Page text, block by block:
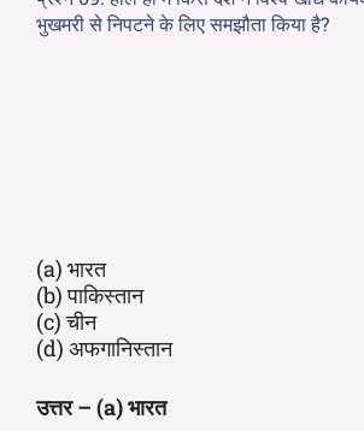
भुखमरी से निपटने के लिए समझौता किया है?
(a) भारत
(b) पाकिस्तान
(c) चीन
(d) अफगानिस्तान
उत्तर – (a) भारत